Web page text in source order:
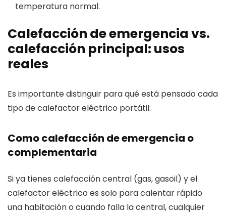
temperatura normal.
Calefacción de emergencia vs.
calefacción principal: usos
reales
Es importante distinguir para qué está pensado cada
tipo de calefactor eléctrico portátil:
Como calefacción de emergencia o
complementaria
Si ya tienes calefacción central (gas, gasoil) y el
calefactor eléctrico es solo para calentar rápido
una habitación o cuando falla la central, cualquier